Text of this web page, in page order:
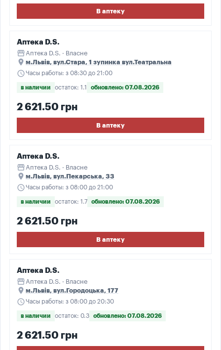
В аптеку
Аптека D.S.
storefront Аптека D.S. · Власне
place м.Львів, вул.Стара, 1 зупинка вул.Театральна
scheduleЧасы работы: з 08:30 до 21:00
в наличии остаток: 1.1 обновлено: 07.08.2026
2 621.50 грн
В аптеку
Аптека D.S.
storefront Аптека D.S. · Власне
place м.Львів, вул.Пекарська, 33
scheduleЧасы работы: з 08:00 до 21:00
в наличии остаток: 1.7 обновлено: 07.08.2026
2 621.50 грн
В аптеку
Аптека D.S.
storefront Аптека D.S. · Власне
place м.Львів, вул.Городоцька, 177
scheduleЧасы работы: з 08:00 до 20:30
в наличии остаток: 0.3 обновлено: 07.08.2026
2 621.50 грн